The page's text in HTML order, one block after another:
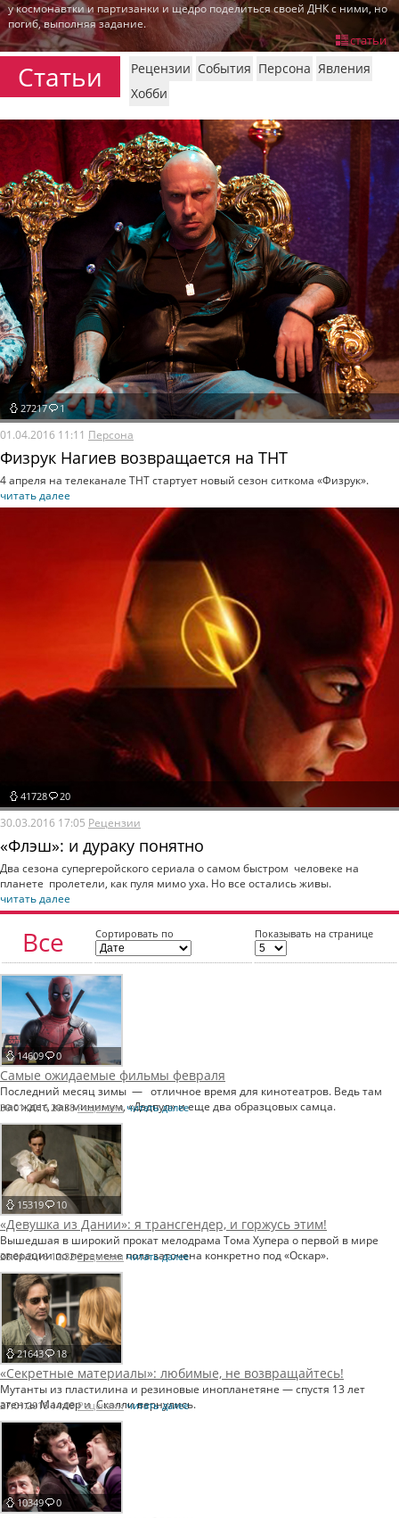
пїЅпїЅпїЅ
пїЅпїЅпїЅпїЅпїЅпїЅпїЅпїЅпїЅпїЅпїЅ
пїЅпїЅпїЅ
пїЅпїЅпїЅпїЅпїЅпїЅпїЅпїЅпїЅ
пїЅпїЅпїЅ пїЅпїЅпїЅпїЅпїЅ
пїЅпїЅпїЅ пїЅпїЅпїЅпїЅпїЅпїЅ
пїЅпїЅпїЅпїЅпїЅ
пїЅпїЅпїЅпїЅпїЅпїЅпїЅпїЅпїЅпїЅ
пїЅпїЅпїЅпїЅпїЅпїЅпїЅпїЅпїЅпїЅ
у космонавтки и партизанки и щедро поделиться своей ДНК с ними, но
погиб, выполняя задание.
статьи
Статьи Рецензии События Персона Явления
Хобби
27217 1
01.04.2016 11:11 Персона
Физрук Нагиев возвращается на ТНТ
4 апреля на телеканале ТНТ стартует новый сезон ситкома «Физрук».
читать далее
41728 20
30.03.2016 17:05 Рецензии
«Флэш»: и дураку понятно
Два сезона супергеройского сериала о самом быстром человеке на
планете пролетели, как пуля мимо уха. Но все остались живы.
читать далее
Все
статьи
Сортировать по Показывать на странице
14609 0
Самые ожидаемые фильмы февраля
Последний месяц зимы — отличное время для кинотеатров. Ведь там
нас ждет, как минимум, «Дэдпул» и еще два образцовых самца.
30.01.2016 20:38Рецензии читать далее
15319 10
«Девушка из Дании»: я трансгендер, и горжусь этим!
Вышедшая в широкий прокат мелодрама Тома Хупера о первой в мире
операции по перемене пола заточена конкретно под «Оскар».
28.01.2016 12:32Рецензии читать далее
21643 18
«Секретные материалы»: любимые, не возвращайтесь!
Мутанты из пластилина и резиновые инопланетяне — спустя 13 лет
агенты Малдер и Скалли вернулись.
27.01.2016 14:09Рецензии читать далее
10349 0